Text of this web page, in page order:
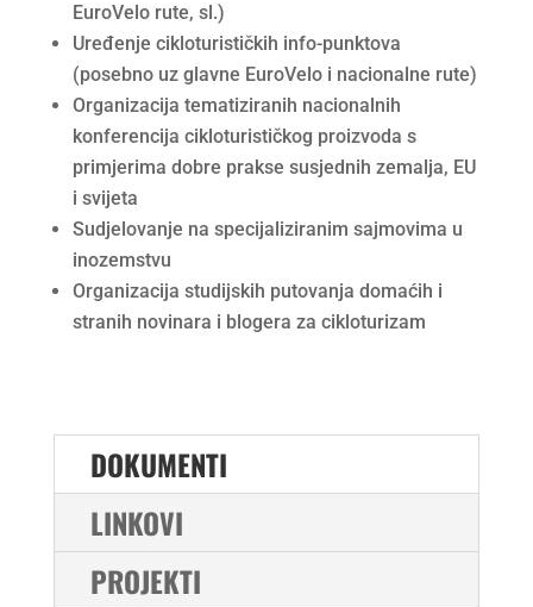
EuroVelo rute, sl.)
Uređenje cikloturističkih info-punktova
(posebno uz glavne EuroVelo i nacionalne rute)
Organizacija tematiziranih nacionalnih
konferencija cikloturističkog proizvoda s
primjerima dobre prakse susjednih zemalja, EU
i svijeta
Sudjelovanje na specijaliziranim sajmovima u
inozemstvu
Organizacija studijskih putovanja domaćih i
stranih novinara i blogera za cikloturizam
DOKUMENTI
LINKOVI
PROJEKTI